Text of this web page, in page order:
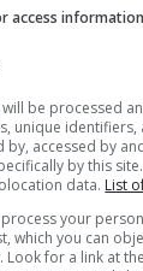
access
be processed
unique identifiers,
by, accessed by
by this
data. List
your
which you can
for a link at